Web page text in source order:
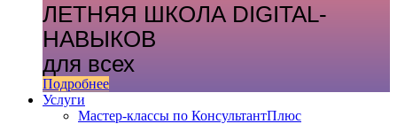
ЛЕТНЯЯ ШКОЛА DIGITAL-
НАВЫКОВ
для всех
Подробнее
Услуги
Мастер-классы по КонсультантПлюс